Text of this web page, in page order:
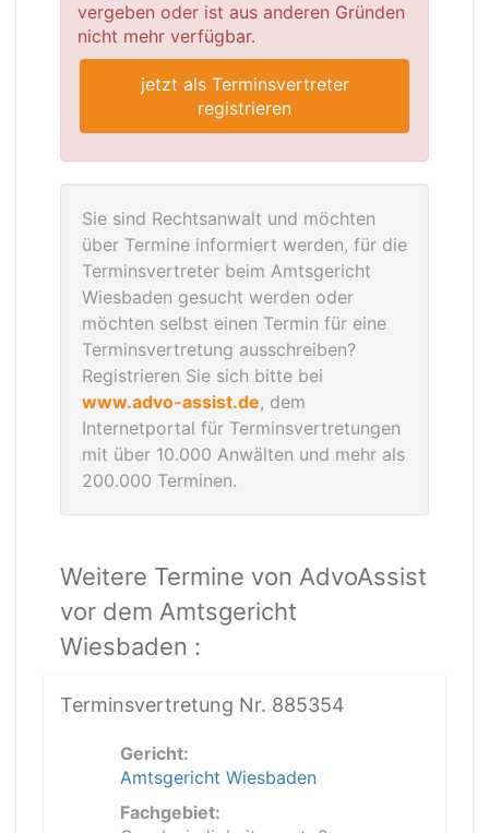
vergeben oder ist aus anderen Gründen
nicht mehr verfügbar.
jetzt als Terminsvertreter
registrieren
Sie sind Rechtsanwalt und möchten
über Termine informiert werden, für die
Terminsvertreter beim Amtsgericht
Wiesbaden gesucht werden oder
möchten selbst einen Termin für eine
Terminsvertretung ausschreiben?
Registrieren Sie sich bitte bei
www.advo-assist.de, dem
Internetportal für Terminsvertretungen
mit über 10.000 Anwälten und mehr als
200.000 Terminen.
Weitere Termine von AdvoAssist
vor dem Amtsgericht
Wiesbaden :
Terminsvertretung Nr. 885354
Gericht:
Amtsgericht Wiesbaden
Fachgebiet: